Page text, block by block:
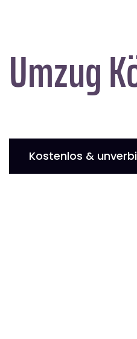
Umzug
Kostenlos &